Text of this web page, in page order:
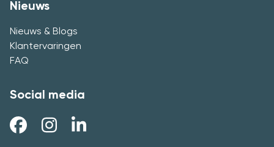
Nieuws
Nieuws & Blogs
Klantervaringen
FAQ
Social media